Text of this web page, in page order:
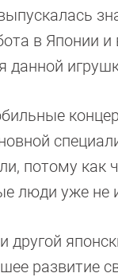
в Японии
данной
потому как
люди уже не
другой
развитие